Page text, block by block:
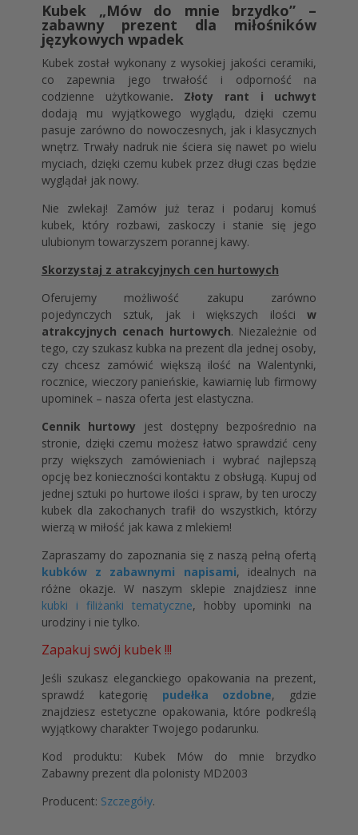
Kubek „Mów do mnie brzydko” –
zabawny prezent dla miłośników
językowych wpadek
Kubek został wykonany z wysokiej jakości ceramiki,
co zapewnia jego trwałość i odporność na
codzienne użytkowanie. Złoty rant i uchwyt
dodają mu wyjątkowego wyglądu, dzięki czemu
pasuje zarówno do nowoczesnych, jak i klasycznych
wnętrz. Trwały nadruk nie ściera się nawet po wielu
myciach, dzięki czemu kubek przez długi czas będzie
wyglądał jak nowy.
Nie zwlekaj! Zamów już teraz i podaruj komuś
kubek, który rozbawi, zaskoczy i stanie się jego
ulubionym towarzyszem porannej kawy.
Skorzystaj z atrakcyjnych cen hurtowych
Oferujemy możliwość zakupu zarówno
pojedynczych sztuk, jak i większych ilościw
atrakcyjnych cenach hurtowych. Niezależnie od
tego, czy szukasz kubka na prezent dla jednej osoby,
czy chcesz zamówić większą ilość na Walentynki,
rocznice, wieczory panieńskie, kawiarnię lub firmowy
upominek – nasza oferta jest elastyczna.
Cennik hurtowy jest dostępny bezpośrednio na
stronie, dzięki czemu możesz łatwo sprawdzić ceny
przy większych zamówieniach i wybrać najlepszą
opcję bez konieczności kontaktu z obsługą. Kupuj od
jednej sztuki po hurtowe ilości i spraw, by ten uroczy
kubek dla zakochanych trafił do wszystkich, którzy
wierzą w miłość jak kawa z mlekiem!
Zapraszamy do zapoznania się z naszą pełną ofertą
kubków z zabawnymi napisami, idealnych na
różne okazje. W naszym sklepie znajdziesz inne
kubki i filiżanki tematyczne, hobby upominki na
urodziny i nie tylko.
Zapakuj swój kubek !!!
Jeśli szukasz eleganckiego opakowania na prezent,
sprawdź kategorię pudełka ozdobne, gdzie
znajdziesz estetyczne opakowania, które podkreślą
wyjątkowy charakter Twojego podarunku.
Kod produktu: Kubek Mów do mnie brzydko
Zabawny prezent dla polonisty MD2003
Producent: Szczegóły.